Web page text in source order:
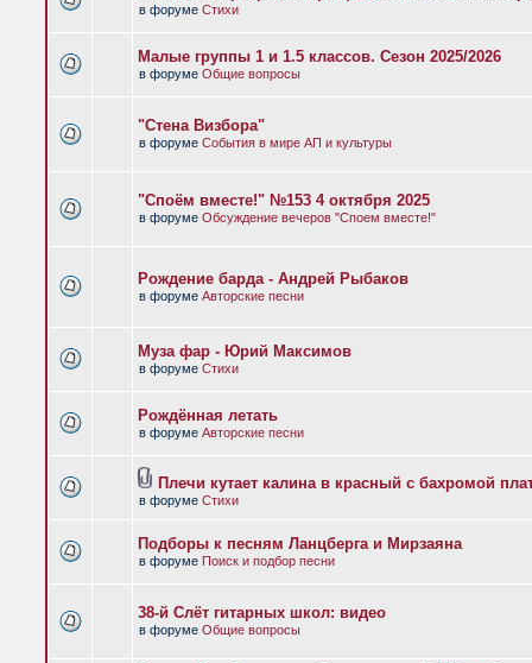
в форуме Стихи
Малые группы 1 и 1.5 классов. Сезон 2025/2026
в форуме Общие вопросы
"Стена Визбора"
в форуме События в мире АП и культуры
"Споём вместе!" №153 4 октября 2025
в форуме Обсуждение вечеров "Споем вместе!"
Рождение барда - Андрей Рыбаков
в форуме Авторские песни
Муза фар - Юрий Максимов
в форуме Стихи
Рождённая летать
в форуме Авторские песни
Плечи кутает калина в красный с бахромой
в форуме Стихи
Подборы к песням Ланцберга и Мирзаяна
в форуме Поиск и подбор песни
38-й Слёт гитарных школ: видео
в форуме Общие вопросы